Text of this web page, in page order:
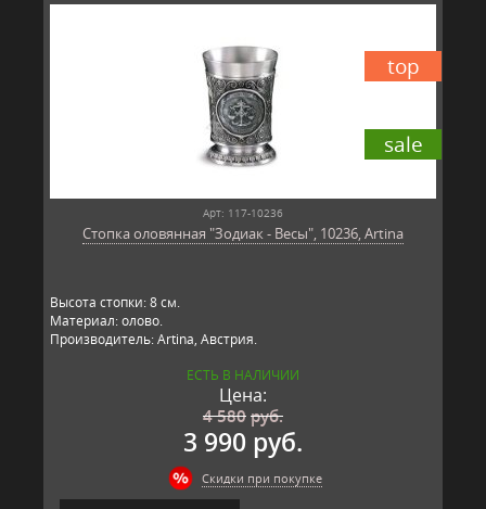
sale
top
Арт: 117-10236
Стопка оловянная "Зодиак - Весы", 10236, Artina
Высота стопки: 8 см.
Материал: олово.
Производитель: Artina, Австрия.
ЕСТЬ В НАЛИЧИИ
Цена:
4 580руб.
3 990 руб.
Скидки при покупке